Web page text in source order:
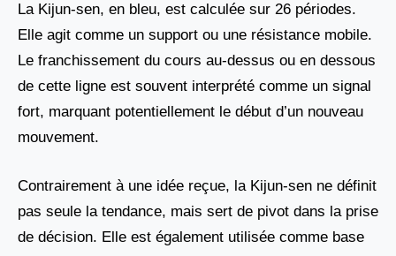
La Kijun-sen, en bleu, est calculée sur 26 périodes.
Elle agit comme un support ou une résistance mobile.
Le franchissement du cours au-dessus ou en dessous
de cette ligne est souvent interprété comme un signal
fort, marquant potentiellement le début d’un nouveau
mouvement.
Contrairement à une idée reçue, la Kijun-sen ne définit
pas seule la tendance, mais sert de pivot dans la prise
de décision. Elle est également utilisée comme base